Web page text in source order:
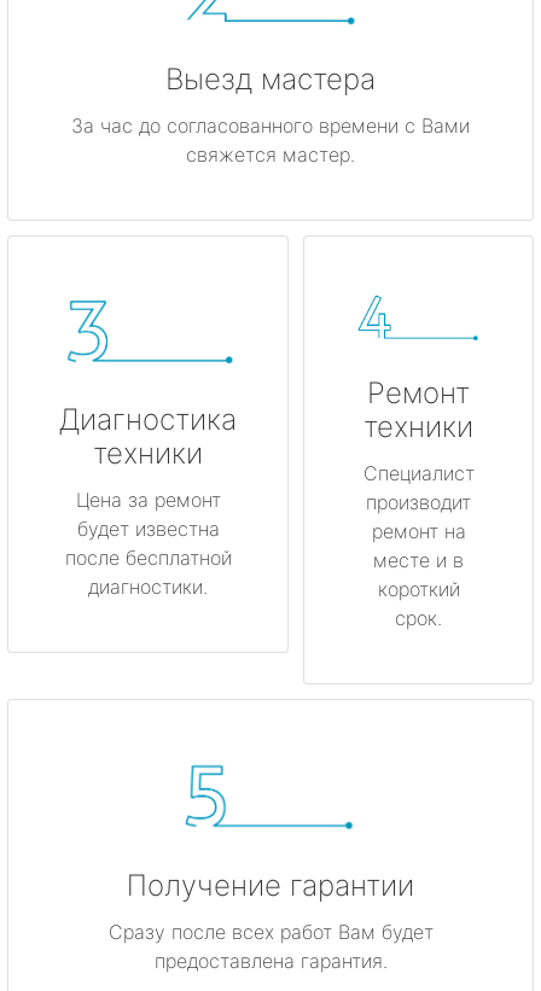
Выезд мастера
За час до согласованного времени с Вами
свяжется мастер.
Диагностика
техники
Цена за ремонт
будет известна
после бесплатной
диагностики.
Ремонт
техники
Специалист
производит
ремонт на
месте и в
короткий
срок.
Получение гарантии
Сразу после всех работ Вам будет
предоставлена гарантия.